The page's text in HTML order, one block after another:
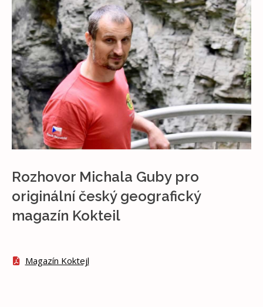
Rozhovor Michala Guby pro
originální český geografický
magazín Kokteil
Magazín Koktejl